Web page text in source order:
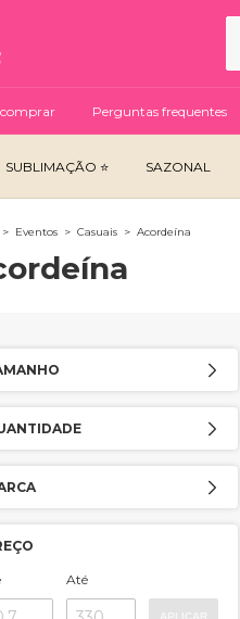
Perguntas frequentes
SUBLIMAÇÃO ⭐ SAZONAL
> Eventos > Casuais > Acordeína
Até